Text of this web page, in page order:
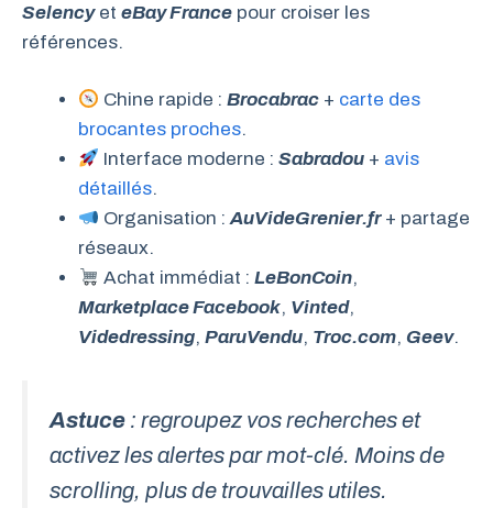
Selencyet eBay France pour croiser les
références.
Chine rapide :Brocabrac + carte des
brocantes proches.
Interface moderne :Sabradou + avis
détaillés.
Organisation :AuVideGrenier.fr+ partage
réseaux.
Achat immédiat :LeBonCoin,
Marketplace Facebook, Vinted,
Videdressing, ParuVendu, Troc.com, Geev.
Astuce : regroupez vos recherches et
activez les alertes par mot-clé. Moins de
scrolling, plus de trouvailles utiles.